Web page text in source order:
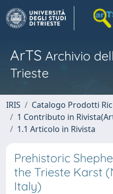
ArTS Archivio
Trieste
IRIS
Catalogo Prodotti
1 Contributo in
1.1 Articolo in Rivista
Prehistoric
the Trieste Karst
Italy)